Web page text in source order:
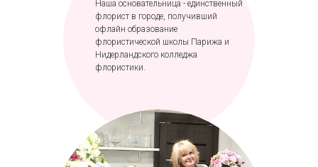
Наша основательница - единственный
флорист в городе, получивший
офлайн образование
флористической школы Парижа и
Нидерландского колледжа
флористики.